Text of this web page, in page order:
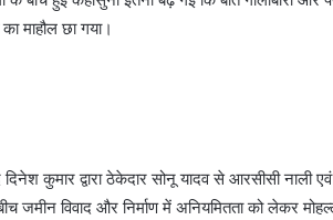
माहौल छा गया।
दिनेश कुमार द्वारा ठेकेदार सोनू यादव से आरसीसी नाली
बीच जमीन विवाद और निर्माण में अनियमितता को लेकर